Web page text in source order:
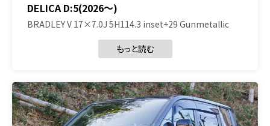
DELICA D:5(2026～)
BRADLEY V 17×7.0J 5H114.3 inset+29 Gunmetallic
もっと読む